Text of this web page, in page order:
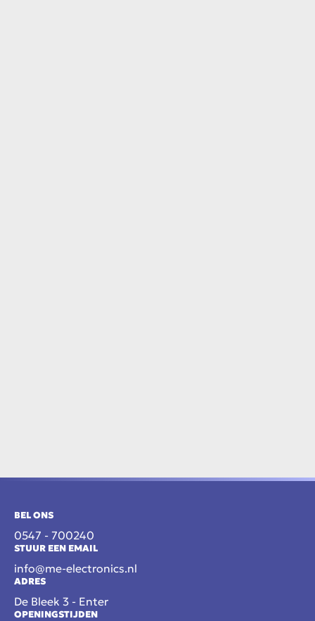
BEL ONS
0547 - 700240
STUUR EEN EMAIL
info@me-electronics.nl
ADRES
De Bleek 3 - Enter
OPENINGSTIJDEN